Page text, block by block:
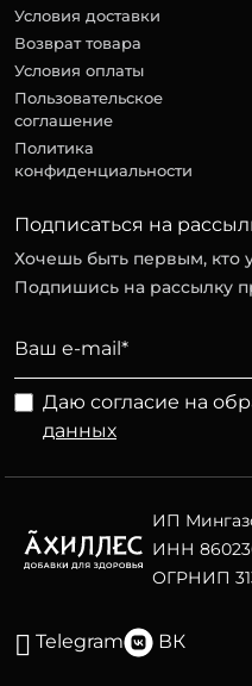
Условия доставки
Возврат товара
Условия оплаты
Пользовательское
соглашение
Политика
конфиденциальности
Подписаться на
Хочешь быть первым, кто
Подпишись на рассылку
Даю согласие на
данных
ИП
ИНН
ОГРНИП
Telegram ВК